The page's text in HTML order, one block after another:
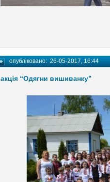
опубліковано:26-05-2017, 16:44
акція “Одягни вишиванку”